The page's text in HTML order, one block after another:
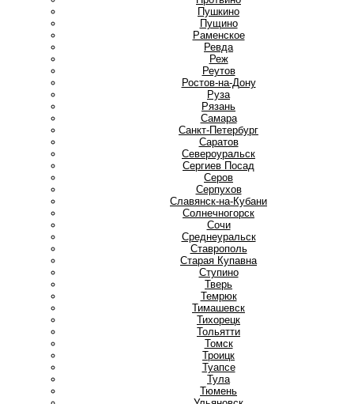
Пушкино
Пущино
Раменское
Ревда
Реж
Реутов
Ростов-на-Дону
Руза
Рязань
Самара
Санкт-Петербург
Саратов
Североуральск
Сергиев Посад
Серов
Серпухов
Славянск-на-Кубани
Солнечногорск
Сочи
Среднеуральск
Ставрополь
Старая Купавна
Ступино
Тверь
Темрюк
Тимашевск
Тихорецк
Тольятти
Томск
Троицк
Туапсе
Тула
Тюмень